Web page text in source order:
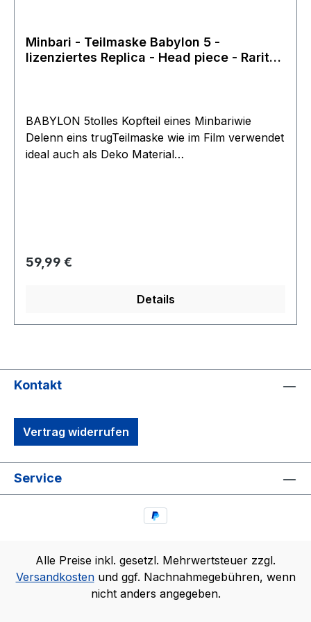
Minbari - Teilmaske Babylon 5 -
lizenziertes Replica - Head piece - Rarität
BABYLON 5tolles Kopfteil eines Minbariwie
Delenn eins trugTeilmaske wie im Film verwendet
ideal auch als Deko Material
Regulärer Preis:
59,99 €
Details
Kontakt
Vertrag widerrufen
Service
Alle Preise inkl. gesetzl. Mehrwertsteuer zzgl.
Versandkostenund ggf. Nachnahmegebühren, wenn
nicht anders angegeben.